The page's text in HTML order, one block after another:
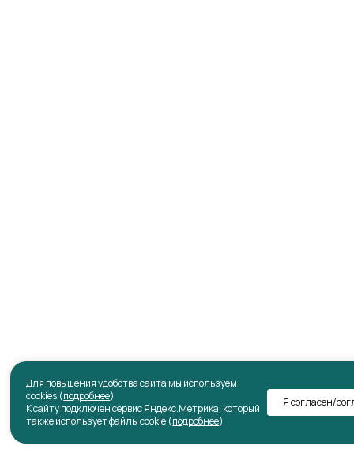
Для повышения удобства сайта мы используем
cookies (подробнее)
К сайту подключен сервис Яндекс.Метрика, который
также использует файлы cookie (подробнее)
Я согласен/